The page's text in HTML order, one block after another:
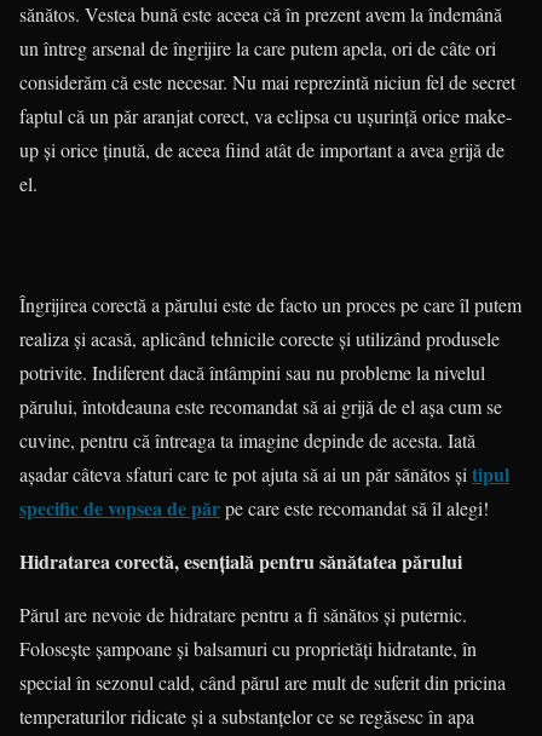
sănătos. Vestea bună este aceea că în prezent avem la îndemână
un întreg arsenal de îngrijire la care putem apela, ori de câte ori
considerăm că este necesar. Nu mai reprezintă niciun fel de secret
faptul că un păr aranjat corect, va eclipsa cu ușurință orice make-
up și orice ținută, de aceea fiind atât de important a avea grijă de
el.
Îngrijirea corectă a părului este de facto un proces pe care îl putem
realiza și acasă, aplicând tehnicile corecte și utilizând produsele
potrivite. Indiferent dacă întâmpini sau nu probleme la nivelul
părului, întotdeauna este recomandat să ai grijă de el așa cum se
cuvine, pentru că întreaga ta imagine depinde de acesta. Iată
așadar câteva sfaturi care te pot ajuta să ai un păr sănătos și tipul
specific de vopsea de părpe care este recomandat să îl alegi!
Hidratarea corectă, esențială pentru sănătatea părului
Părul are nevoie de hidratare pentru a fi sănătos și puternic.
Folosește șampoane și balsamuri cu proprietăți hidratante, în
special în sezonul cald, când părul are mult de suferit din pricina
temperaturilor ridicate și a substanțelor ce se regăsesc în apa